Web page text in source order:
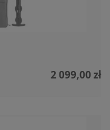
2 099,00 zł